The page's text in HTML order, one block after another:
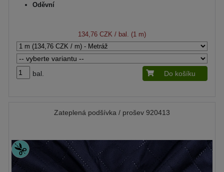
Oděvní
134,76 CZK / bal. (1 m)
bal. Do košíku
Zateplená podšívka / prošev 920413